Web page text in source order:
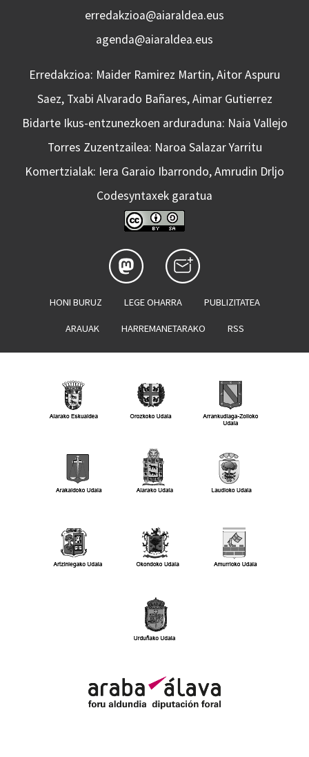
erredakzioa@aiaraldea.eus
agenda@aiaraldea.eus
Erredakzioa: Maider Ramirez Martin, Aitor Aspuru
Saez, Txabi Alvarado Bañares, Aimar Gutierrez
Bidarte Ikus-entzunezkoen arduraduna: Naia Vallejo
Torres Zuzentzailea: Naroa Salazar Yarritu
Komertzialak: Iera Garaio Ibarrondo, Amrudin Drljo
Codesyntaxek garatua
HONI BURUZ LEGE OHARRA PUBLIZITATEA
ARAUAK HARREMANETARAKO RSS